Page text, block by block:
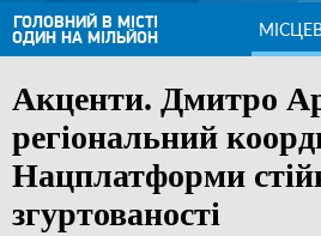
ГОЛОВНИЙ В МІСТІ
ОДИН НА МІЛЬЙОН
Акценти. Дмитро
регіональний
Нацплатформи
згуртованості